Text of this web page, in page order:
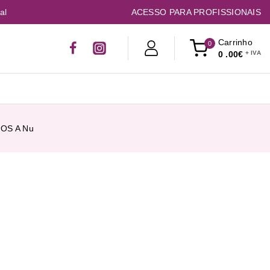
ACESSO PARA PROFISSIONAIS
0
Carrinho
0 .00€
A Nu